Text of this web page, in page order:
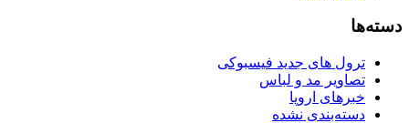
دسته‌ها
ترول های جدید فیسبوکی
تصاویر مد و لباس
خبرهای اروپا
دسته‌بندی نشده